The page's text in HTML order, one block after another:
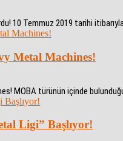
10 Temmuz 2019 tarihi
Metal Machines!
MOBA türünün içinde
Ligi” Başlıyor!